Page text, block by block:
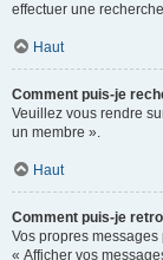
effectuer une
Haut
Comment puis-je
Veuillez vous rendre
un membre ».
Haut
Comment puis-je
Vos propres
« Afficher vos